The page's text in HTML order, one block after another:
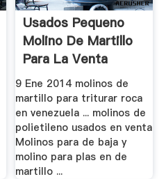
Usados Pequeno
Molino De Martillo
Para La Venta
9 Ene 2014 molinos de
martillo para triturar roca
en venezuela ... molinos de
polietileno usados en venta
Molinos para de baja y
molino para plas en de
martillo ...